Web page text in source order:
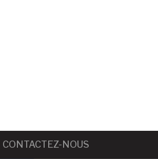
CONTACTEZ-NOUS